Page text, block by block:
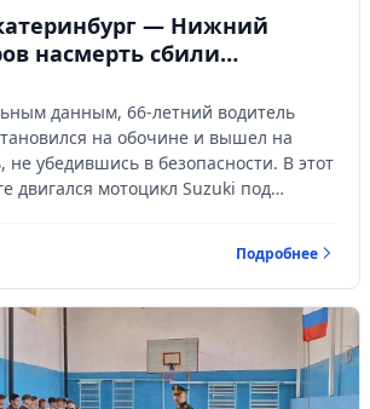
— Нижний
насмерть сбили
данным, 66-летний водитель
на обочине и вышел на
не убедившись в безопасности. В этот
двигался мотоцикл Suzuki под
Подробнее